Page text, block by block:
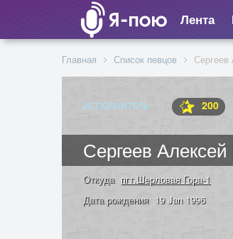
Лента
Главная Список певцов
ИСПОЛНИТЕЛЬ 200
Сергеев
Откуда пгт.Шерловая Гора-1
Дата рождения 19 Jan 1996